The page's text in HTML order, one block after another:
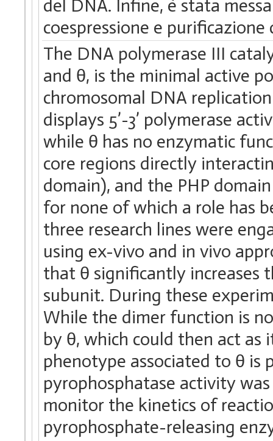
del DNA. Infine, è stata
coespressione e
The DNA polymerase III
and θ, is the minimal active
chromosomal DNA
displays 5’-3’ polymerase
while θ has no enzymatic
core regions directly
domain), and the PHP
for none of which a role has
three research lines were
using ex-vivo and in vivo
that θ significantly increases
subunit. During these
While the dimer function is
by θ, which could then act
phenotype associated to θ is
pyrophosphatase activity
monitor the kinetics of
pyrophosphate-releasing